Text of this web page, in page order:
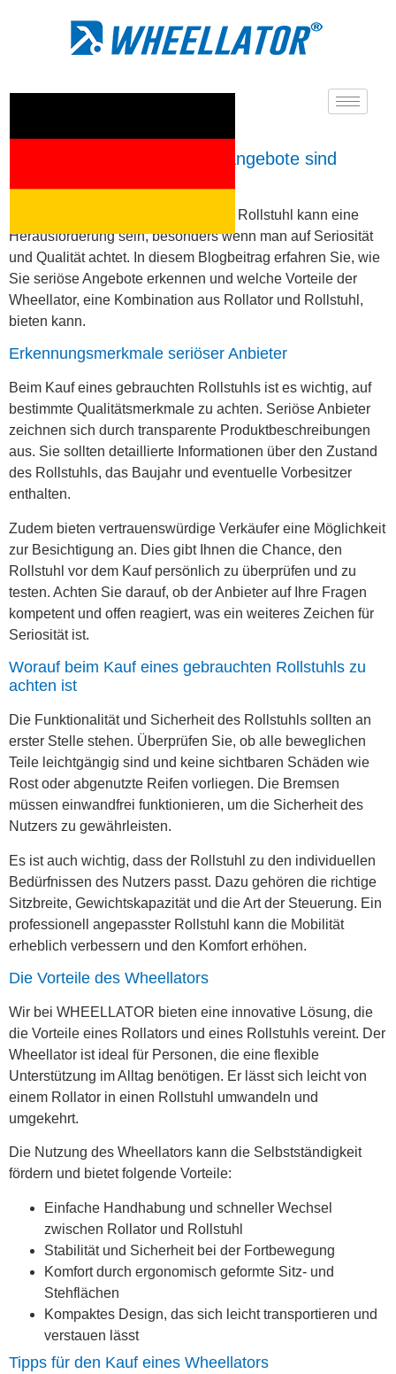
Welche Rollstuhlgebrauchtangebote sind
Die Suche nach einem gebrauchten Rollstuhl kann eine
Herausforderung sein, besonders wenn man auf Seriosität
und Qualität achtet. In diesem Blogbeitrag erfahren Sie, wie
Sie seriöse Angebote erkennen und welche Vorteile der
Wheellator, eine Kombination aus Rollator und Rollstuhl,
bieten kann.
Erkennungsmerkmale seriöser Anbieter
Beim Kauf eines gebrauchten Rollstuhls ist es wichtig, auf
bestimmte Qualitätsmerkmale zu achten. Seriöse Anbieter
zeichnen sich durch transparente Produktbeschreibungen
aus. Sie sollten detaillierte Informationen über den Zustand
des Rollstuhls, das Baujahr und eventuelle Vorbesitzer
enthalten.
Zudem bieten vertrauenswürdige Verkäufer eine Möglichkeit
zur Besichtigung an. Dies gibt Ihnen die Chance, den
Rollstuhl vor dem Kauf persönlich zu überprüfen und zu
testen. Achten Sie darauf, ob der Anbieter auf Ihre Fragen
kompetent und offen reagiert, was ein weiteres Zeichen für
Seriosität ist.
Worauf beim Kauf eines gebrauchten Rollstuhls zu
achten ist
Die Funktionalität und Sicherheit des Rollstuhls sollten an
erster Stelle stehen. Überprüfen Sie, ob alle beweglichen
Teile leichtgängig sind und keine sichtbaren Schäden wie
Rost oder abgenutzte Reifen vorliegen. Die Bremsen
müssen einwandfrei funktionieren, um die Sicherheit des
Nutzers zu gewährleisten.
Es ist auch wichtig, dass der Rollstuhl zu den individuellen
Bedürfnissen des Nutzers passt. Dazu gehören die richtige
Sitzbreite, Gewichtskapazität und die Art der Steuerung. Ein
professionell angepasster Rollstuhl kann die Mobilität
erheblich verbessern und den Komfort erhöhen.
Die Vorteile des Wheellators
Wir bei WHEELLATOR bieten eine innovative Lösung, die
die Vorteile eines Rollators und eines Rollstuhls vereint. Der
Wheellator ist ideal für Personen, die eine flexible
Unterstützung im Alltag benötigen. Er lässt sich leicht von
einem Rollator in einen Rollstuhl umwandeln und
umgekehrt.
Die Nutzung des Wheellators kann die Selbstständigkeit
fördern und bietet folgende Vorteile:
Einfache Handhabung und schneller Wechsel
zwischen Rollator und Rollstuhl
Stabilität und Sicherheit bei der Fortbewegung
Komfort durch ergonomisch geformte Sitz- und
Stehflächen
Kompaktes Design, das sich leicht transportieren und
verstauen lässt
Tipps für den Kauf eines Wheellators